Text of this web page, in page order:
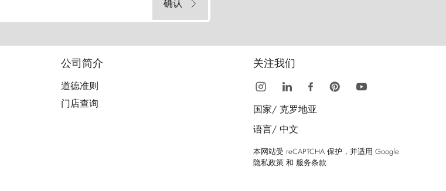
确认
公司简介
道德准则
门店查询
关注我们
国家/ 克罗地亚
语言/ 中文
本网站受 reCAPTCHA 保护，并适用 Google
隐私政策 和 服务条款